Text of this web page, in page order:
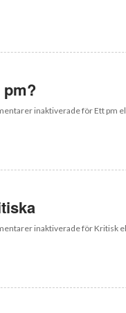
inaktiveradeför Ett pm
inaktiveradeför Kritisk